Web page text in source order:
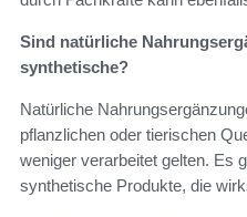
Sind natürliche
synthetische?
Natürliche
pflanzlichen oder tierischen
weniger verarbeitet gelten. Es
synthetische Produkte, die